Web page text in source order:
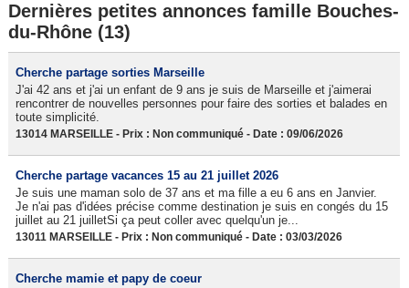
Dernières petites annonces famille Bouches-
du-Rhône (13)
Cherche partage sorties Marseille
J'ai 42 ans et j'ai un enfant de 9 ans je suis de Marseille et j'aimerai
rencontrer de nouvelles personnes pour faire des sorties et balades en
toute simplicité.
13014 MARSEILLE - Prix : Non communiqué - Date : 09/06/2026
Cherche partage vacances 15 au 21 juillet 2026
Je suis une maman solo de 37 ans et ma fille a eu 6 ans en Janvier.
Je n'ai pas d'idées précise comme destination je suis en congés du 15
juillet au 21 juilletSi ça peut coller avec quelqu'un je...
13011 MARSEILLE - Prix : Non communiqué - Date : 03/03/2026
Cherche mamie et papy de coeur